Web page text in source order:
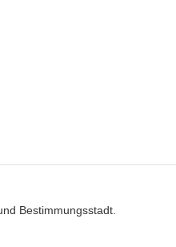
Bestimmungsstadt.